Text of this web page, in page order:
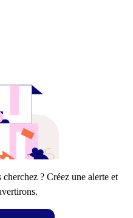
? Créez une alerte et